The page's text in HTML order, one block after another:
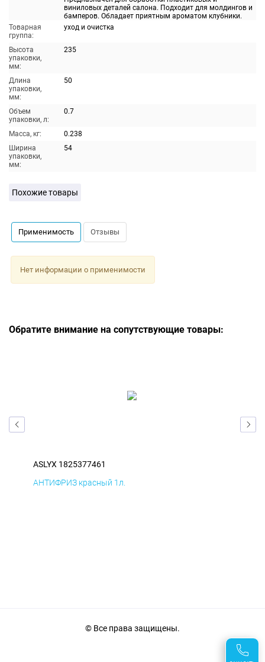
виниловых деталей салона. Подходит для молдингов и
бамперов. Обладает приятным ароматом клубники.
Товарная
группа:
уход и очистка
Высота
упаковки,
мм:
235
Длина
упаковки,
мм:
50
Объем
упаковки, л:
0.7
Масса, кг:
0.238
Ширина
упаковки,
мм:
54
Похожие товары
Применимость Отзывы
Нет информации о применимости
Обратите внимание на сопутствующие товары:
ASLYX 1825377461
АНТИФРИЗ красный 1л.
© Все права защищены.